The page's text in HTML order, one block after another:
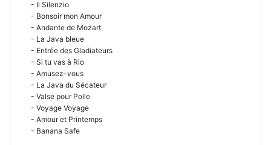
- Il Silenzio
- Bonsoir mon Amour
- Andante de Mozart
- La Java bleue
- Entrée des Gladiateurs
- Si tu vas à Rio
- Amusez-vous
- La Java du Sécateur
- Valse pour Polle
- Voyage Voyage
- Amour et Printemps
- Banana Safe